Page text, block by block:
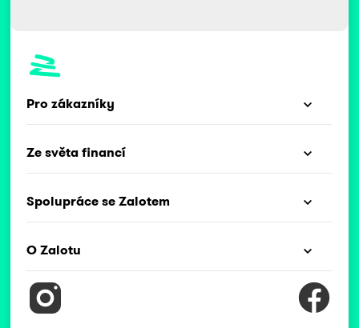
Pro zákazníky
Ze světa financí
Spolupráce se Zalotem
O Zalotu